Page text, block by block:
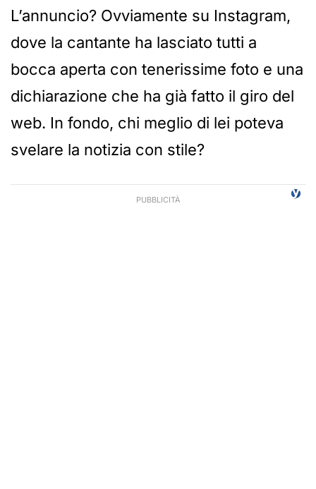
L’annuncio? Ovviamente su Instagram,
dove la cantante ha lasciato tutti a
bocca aperta con tenerissime foto e una
dichiarazione che ha già fatto il giro del
web. In fondo, chi meglio di lei poteva
svelare la notizia con stile?